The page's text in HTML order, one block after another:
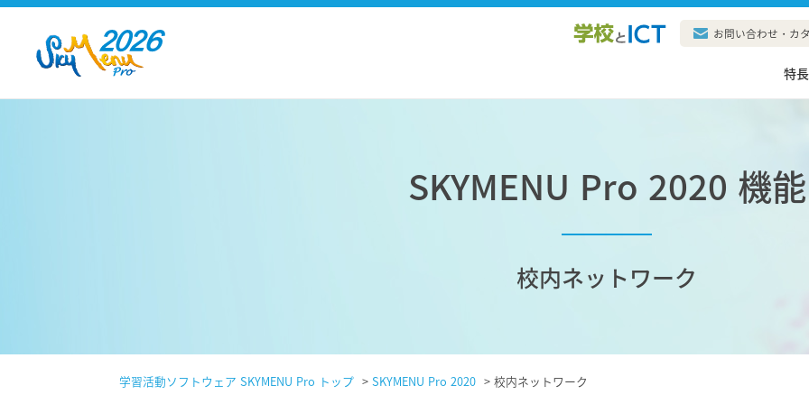
お問い合わせ・カ
特長
SKYMENU Pro 2020 機能
校内ネットワーク
学習活動ソフトウェア SKYMENU Pro トップ > SKYMENU Pro 2020 > 校内ネットワーク